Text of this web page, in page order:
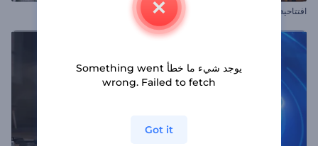
افتتاحية رمضان مقدمة الإطارات المنزلقة
يوجد شيء ما خطأ Something went
wrong. Failed to fetch
Got it